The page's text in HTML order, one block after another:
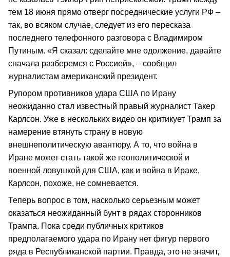
тем 18 июня прямо отверг посреднические услуги РФ –
так, во всяком случае, следует из его пересказа
последнего телефонного разговора с Владимиром
Путиным. «Я сказал: сделайте мне одолжение, давайте
сначала разберемся с Россией», – сообщил
журналистам американский президент.
Рупором противников удара США по Ирану
неожиданно стал известный правый журналист Такер
Карлсон. Уже в нескольких видео он критикует Трамп за
намерение втянуть страну в новую
внешнеполитическую авантюру. А то, что война в
Иране может стать такой же геополитической и
военной ловушкой для США, как и война в Ираке,
Карлсон, похоже, не сомневается.
Теперь вопрос в том, насколько серьезным может
оказаться неожиданный бунт в рядах сторонников
Трампа. Пока среди публичных критиков
предполагаемого удара по Ирану нет фигур первого
ряда в Республиканской партии. Правда, это не значит,